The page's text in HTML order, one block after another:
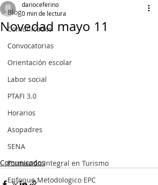
Blog
Comunicados
Convocatorias
Orientación escolar
Labor social
PTAFI 3.0
Horarios
Asopadres
SENA
Formación Integral en Turismo
Enfoque Metodologico EPC
Novedad mayo 11
darioceferino
0 min de lectura
Comunicados